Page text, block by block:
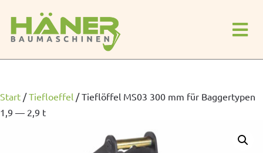
Start /Tiefloeffel /Tieflöffel MS03 300 mm für Baggertypen
1,9 — 2,9 t